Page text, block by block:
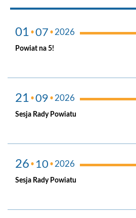
01 07 2026
Powiat na 5!
21 09 2026
Sesja Rady Powiatu
26 10 2026
Sesja Rady Powiatu